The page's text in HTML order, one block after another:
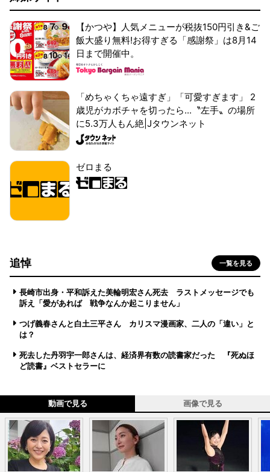
【かつや】人気メニューが税抜150円引き&ご
飯大盛り無料!お得すぎる「感謝祭」は8月14
日まで開催中。
「めちゃくちゃ遠すぎ」「可愛すぎます」 2
歳児がカボチャを切ったら...〝左手〟の場所
に5.3万人もん絶|Jタウンネット
ゼロまる
追悼 一覧を見る
長崎市出身・平和訴えた美輪明宏さん死去 ラストメッセージでも
訴え「愛があれば 戦争なんか起こりません」
つげ義春さんと白土三平さん カリスマ漫画家、二人の「違い」と
は？
死去した丹羽宇一郎さんは、経済界有数の読書家だった 『死ぬほ
ど読書』ベストセラーに
動画で見る 画像で見る